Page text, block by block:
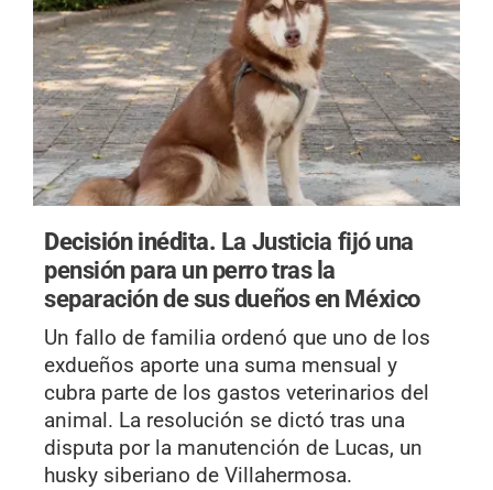
Decisión inédita. La Justicia fijó una
pensión para un perro tras la
separación de sus dueños en México
Un fallo de familia ordenó que uno de los
exdueños aporte una suma mensual y
cubra parte de los gastos veterinarios del
animal. La resolución se dictó tras una
disputa por la manutención de Lucas, un
husky siberiano de Villahermosa.